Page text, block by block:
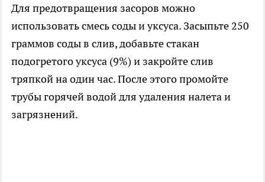
Для предотвращения засоров можно
использовать смесь соды и уксуса. Засыпьте 250
граммов соды в слив, добавьте стакан
подогретого уксуса (9%) и закройте слив
тряпкой на один час. После этого промойте
трубы горячей водой для удаления налета и
загрязнений.